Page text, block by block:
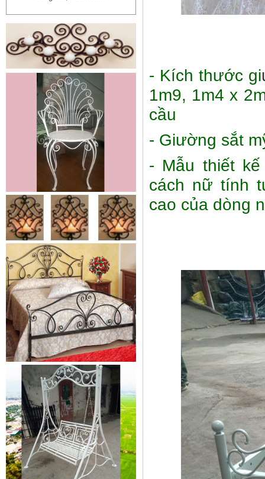
Mẫu bàn ghế 05
Mẫu thiết kế hiện đại, rất phù hợp
để trưng bày sản phẩm, studio
hoặc dùng...
Mẫu giường sắt 02
Mẫu giường sắt uốn lượn tinh tế,
thanh thoát đẹp mắt được rất
nhiều các chị...
Mẫu ban công sắt 06
Đây là mẫu lan can ban công sắt
hộp đẹp, đơn giản, hiện đại và...
Xích đu sắt 01
- Kích thước gi
1m9, 1m4 x
cầu
- Giường sắt
- Mẫu thiết
cách nữ tính
cao của dòng